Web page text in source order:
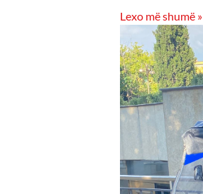
Lexo më shumë »